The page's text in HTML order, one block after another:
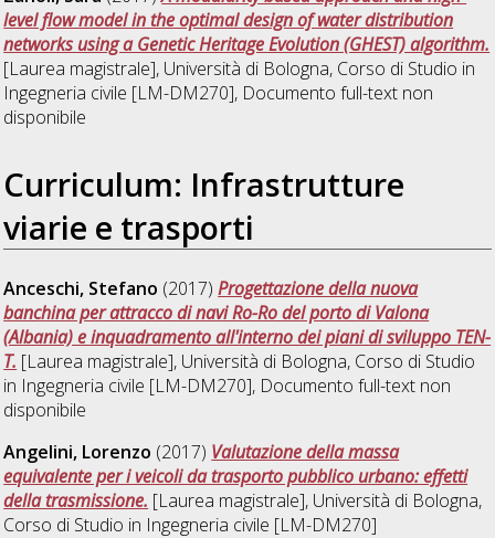
level flow model in the optimal design of water distribution
networks using a Genetic Heritage Evolution (GHEST) algorithm.
[Laurea magistrale], Università di Bologna, Corso di Studio in
Ingegneria civile [LM-DM270], Documento full-text non
disponibile
Curriculum: Infrastrutture
viarie e trasporti
Anceschi, Stefano (2017)Progettazione della nuova
banchina per attracco di navi Ro-Ro del porto di Valona
(Albania) e inquadramento all'interno dei piani di sviluppo TEN-
T. [Laurea magistrale], Università di Bologna, Corso di Studio
in Ingegneria civile [LM-DM270], Documento full-text non
disponibile
Angelini, Lorenzo (2017) Valutazione della massa
equivalente per i veicoli da trasporto pubblico urbano: effetti
della trasmissione. [Laurea magistrale], Università di Bologna,
Corso di Studio in Ingegneria civile [LM-DM270]